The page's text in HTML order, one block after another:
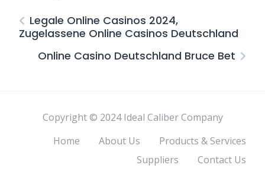
Legale Online Casinos 2024,
Zugelassene Online Casinos Deutschland
Online Casino Deutschland Bruce Bet
Copyright © 2024 Ideal Caliber Company
Home
About Us
Products & Services
Suppliers
Contact Us